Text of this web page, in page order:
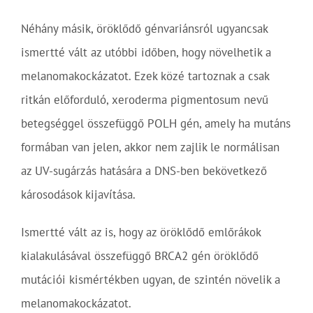
Néhány másik, öröklődő génvariánsról ugyancsak
ismertté vált az utóbbi időben, hogy növelhetik a
melanomakockázatot. Ezek közé tartoznak a csak
ritkán előforduló, xeroderma pigmentosum nevű
betegséggel összefüggő POLH gén, amely ha mutáns
formában van jelen, akkor nem zajlik le normálisan
az UV-sugárzás hatására a DNS-ben bekövetkező
károsodások kijavítása.
Ismertté vált az is, hogy az öröklődő emlőrákok
kialakulásával összefüggő BRCA2 gén öröklődő
mutációi kismértékben ugyan, de szintén növelik a
melanomakockázatot.